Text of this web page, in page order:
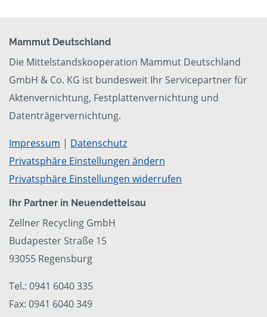
Mammut Deutschland
Die Mittelstandskooperation Mammut Deutschland
GmbH & Co. KG ist bundesweit Ihr Servicepartner für
Aktenvernichtung, Festplattenvernichtung und
Datenträgervernichtung.
Impressum | Datenschutz
Privatsphäre Einstellungen ändern
Privatsphäre Einstellungen widerrufen
Ihr Partner in Neuendettelsau
Zellner Recycling GmbH
Budapester Straße 15
93055 Regensburg
Tel.: 0941 6040 335
Fax: 0941 6040 349